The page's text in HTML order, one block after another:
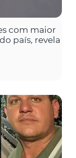
com maior
país, revela